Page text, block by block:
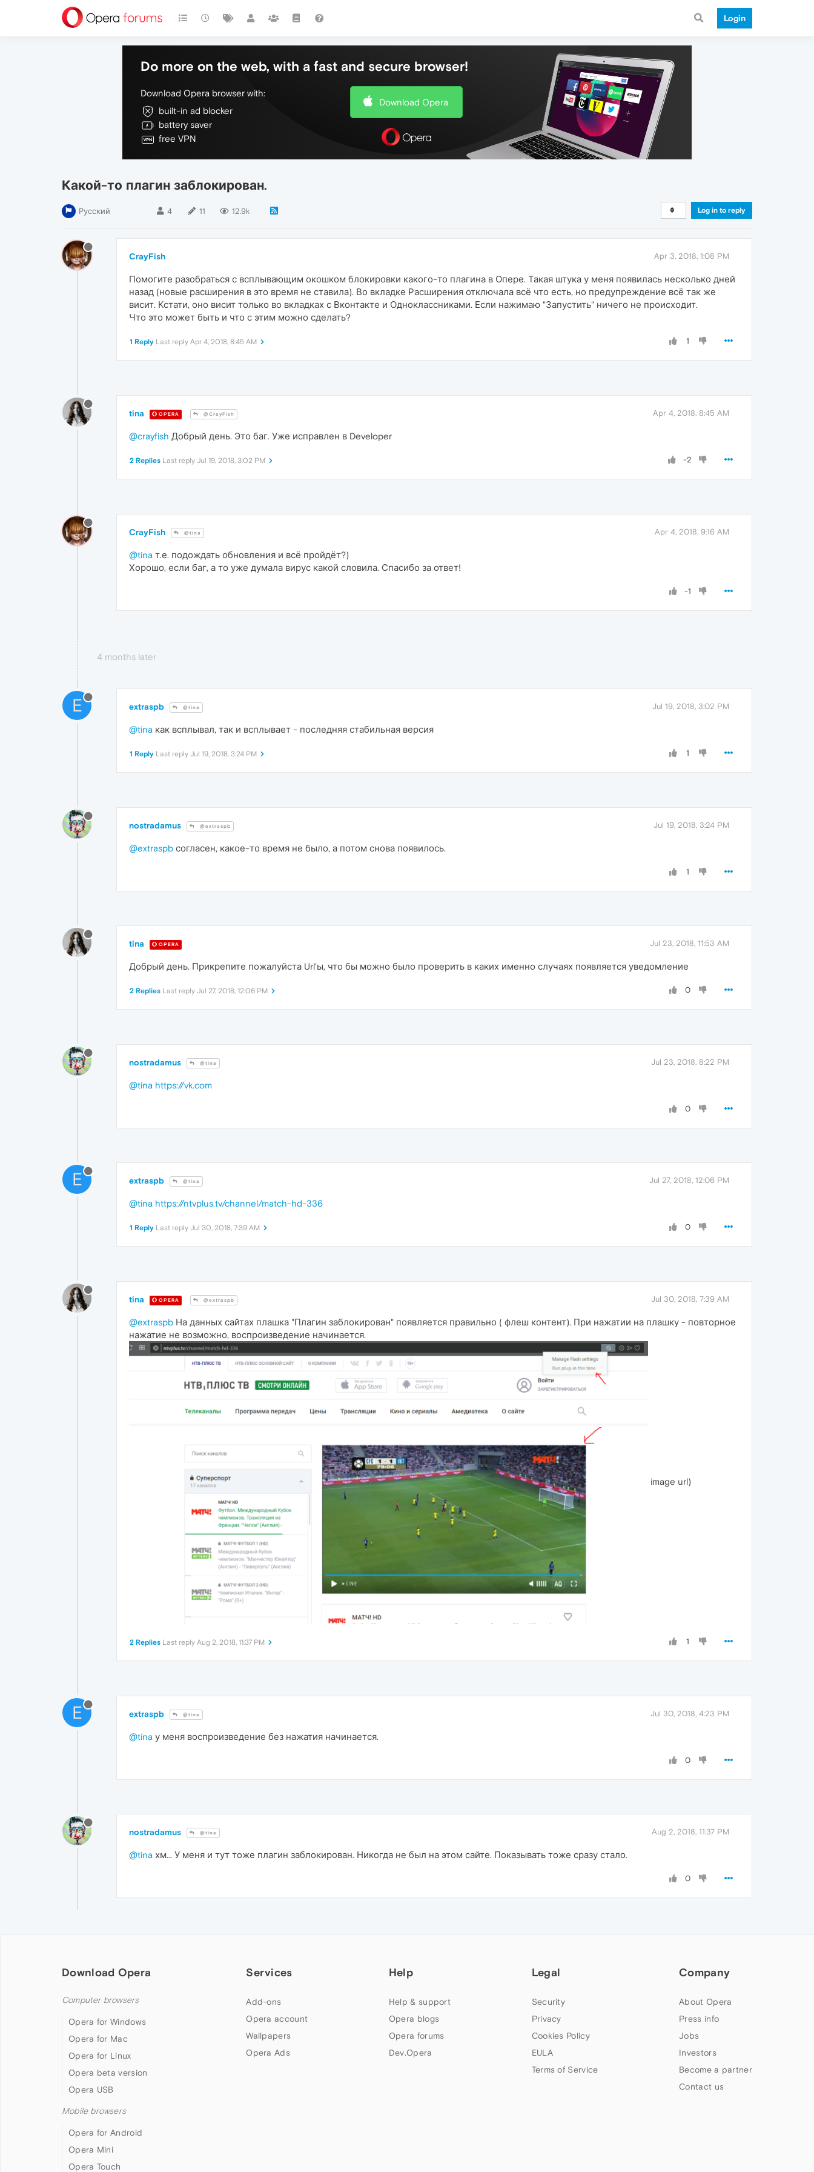
Login
Do more on the web, with a fast and secure browser!
Download Opera browser with:
built-in ad blocker
battery saver
free VPN
Download Opera
Какой-то плагин заблокирован.
Русский 4 11 12.9k Log in to reply
CrayFish Apr 3, 2018, 1:08 PM
Помогите разобраться с всплывающим окошком блокировки какого-то плагина в Опере. Такая штука у меня появилась несколько дней
назад (новые расширения в это время не ставила). Во вкладке Расширения отключала всё что есть, но предупреждение всё так же
висит. Кстати, оно висит только во вкладках с Вконтакте и Одноклассниками. Если нажимаю "Запустить" ничего не происходит.
Что это может быть и что с этим можно сделать?
1
1 Reply Last reply Apr 4, 2018, 8:45 AM
tina OPERA @CrayFish Apr 4, 2018, 8:45 AM
@crayfish Добрый день. Это баг. Уже исправлен в Developer
-2
2 Replies Last reply Jul 19, 2018, 3:02 PM
CrayFish @tina Apr 4, 2018, 9:16 AM
@tina т.е. подождать обновления и всё пройдёт?)
Хорошо, если баг, а то уже думала вирус какой словила. Спасибо за ответ!
-1
4 months later
E extraspb @tina Jul 19, 2018, 3:02 PM
@tina как всплывал, так и всплывает - последняя стабильная версия
1
1 Reply Last reply Jul 19, 2018, 3:24 PM
nostradamus @extraspb Jul 19, 2018, 3:24 PM
@extraspb согласен, какое-то время не было, а потом снова появилось.
1
tina OPERA Jul 23, 2018, 11:53 AM
Добрый день. Прикрепите пожалуйста Url'ы, что бы можно было проверить в каких именно случаях появляется уведомление
0
2 Replies Last reply Jul 27, 2018, 12:06 PM
nostradamus @tina Jul 23, 2018, 8:22 PM
@tina https://vk.com
0
E extraspb @tina Jul 27, 2018, 12:06 PM
@tina https://ntvplus.tv/channel/match-hd-336
0
1 Reply Last reply Jul 30, 2018, 7:39 AM
tina OPERA @extraspb Jul 30, 2018, 7:39 AM
@extraspb На данных сайтах плашка "Плагин заблокирован" появляется правильно ( флеш контент). При нажатии на плашку - повторное
нажатие не возможно, воспроизведение начинается.
image url)
1
2 Replies Last reply Aug 2, 2018, 11:37 PM
E extraspb @tina Jul 30, 2018, 4:23 PM
@tina у меня воспроизведение без нажатия начинается.
0
nostradamus @tina Aug 2, 2018, 11:37 PM
@tina хм... У меня и тут тоже плагин заблокирован. Никогда не был на этом сайте. Показывать тоже сразу стало.
0
Download Opera
Computer browsers
Opera for Windows
Opera for Mac
Opera for Linux
Opera beta version
Opera USB
Mobile browsers
Opera for Android
Opera Mini
Opera Touch
Services
Add-ons
Opera account
Wallpapers
Opera Ads
Help
Help & support
Opera blogs
Opera forums
Dev.Opera
Legal
Security
Privacy
Cookies Policy
EULA
Terms of Service
Company
About Opera
Press info
Jobs
Investors
Become a partner
Contact us